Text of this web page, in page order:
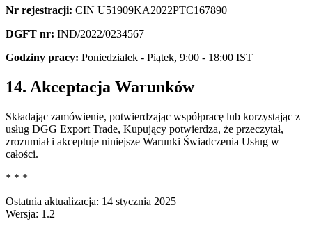
Nr rejestracji: CIN U51909KA2022PTC167890
DGFT nr: IND/2022/0234567
Godziny pracy: Poniedziałek - Piątek, 9:00 - 18:00 IST
14. Akceptacja Warunków
Składając zamówienie, potwierdzając współpracę lub korzystając z
usług DGG Export Trade, Kupujący potwierdza, że przeczytał,
zrozumiał i akceptuje niniejsze Warunki Świadczenia Usług w
całości.
* * *
Ostatnia aktualizacja: 14 stycznia 2025
Wersja: 1.2